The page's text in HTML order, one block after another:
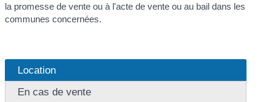
la promesse de vente ou à l'acte de vente ou au bail dans les
communes concernées.
Location
En cas de vente